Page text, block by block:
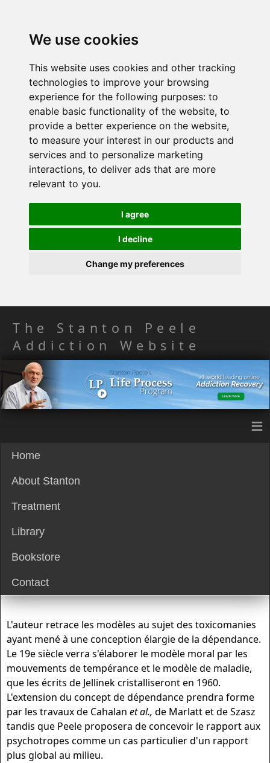
We use cookies
This website uses cookies and other tracking
technologies to improve your browsing
experience for the following purposes: to
enable basic functionality of the website, to
provide a better experience on the website,
to measure your interest in our products and
services and to personalize marketing
interactions, to deliver ads that are more
relevant to you.
I agree
I decline
Change my preferences
The Stanton Peele
Addiction Website
≡
Home
About Stanton
Treatment
Library
Bookstore
Contact
L'auteur retrace les modèles au sujet des toxicomanies
ayant mené à une conception élargie de la dépendance.
Le 19e siècle verra s'élaborer le modèle moral par les
mouvements de tempérance et le modèle de maladie,
que les écrits de Jellinek cristalliseront en 1960.
L'extension du concept de dépendance prendra forme
par les travaux de Cahalan et al., de Marlatt et de Szasz
tandis que Peele proposera de concevoir le rapport aux
psychotropes comme un cas particulier d'un rapport
plus global au milieu.